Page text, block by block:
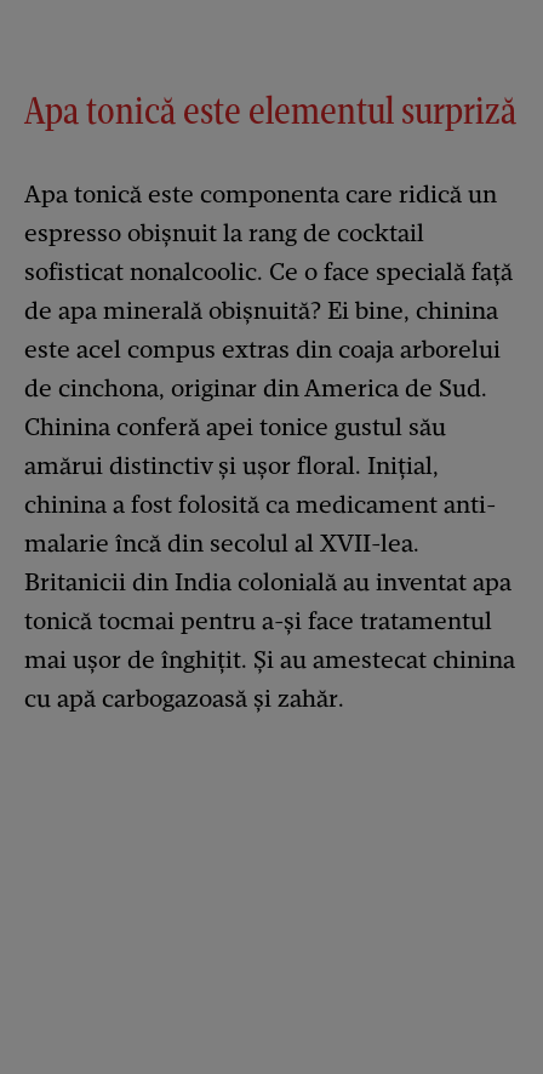
Apa tonică este elementul surpriză
Apa tonică este componenta care ridică un
espresso obișnuit la rang de cocktail
sofisticat nonalcoolic. Ce o face specială față
de apa minerală obișnuită? Ei bine, chinina
este acel compus extras din coaja arborelui
de cinchona, originar din America de Sud.
Chinina conferă apei tonice gustul său
amărui distinctiv și ușor floral. Inițial,
chinina a fost folosită ca medicament anti-
malarie încă din secolul al XVII-lea.
Britanicii din India colonială au inventat apa
tonică tocmai pentru a-și face tratamentul
mai ușor de înghițit. Și au amestecat chinina
cu apă carbogazoasă și zahăr.